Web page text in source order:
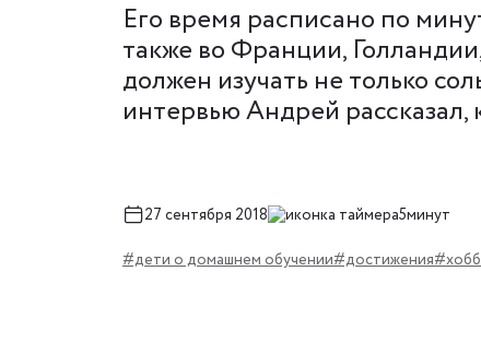
Его время расписано по
также во Франции,
должен изучать не только
интервью Андрей рассказал,
27 сентября 2018 5минут
#дети о домашнем обучении#достижения